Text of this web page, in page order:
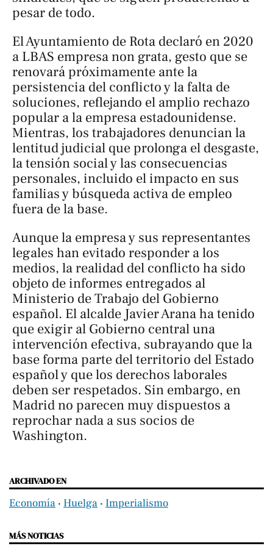
pesar de todo.
El Ayuntamiento de Rota declaró en 2020
a LBAS empresa non grata, gesto que se
renovará próximamente ante la
persistencia del conflicto y la falta de
soluciones, reflejando el amplio rechazo
popular a la empresa estadounidense.
Mientras, los trabajadores denuncian la
lentitud judicial que prolonga el desgaste,
la tensión social y las consecuencias
personales, incluido el impacto en sus
familias y búsqueda activa de empleo
fuera de la base.
Aunque la empresa y sus representantes
legales han evitado responder a los
medios, la realidad del conflicto ha sido
objeto de informes entregados al
Ministerio de Trabajo del Gobierno
español. El alcalde Javier Arana ha tenido
que exigir al Gobierno central una
intervención efectiva, subrayando que la
base forma parte del territorio del Estado
español y que los derechos laborales
deben ser respetados. Sin embargo, en
Madrid no parecen muy dispuestos a
reprochar nada a sus socios de
Washington.
ARCHIVADO EN
Economía ‧ Huelga ‧ Imperialismo
MÁS NOTICIAS